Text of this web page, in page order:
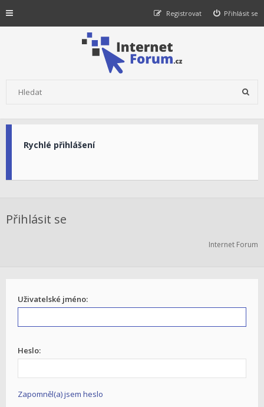
Přihlásit se
Registrovat
Rychlé přihlášení
Přihlásit se
Internet Forum
Uživatelské jméno:
Heslo:
Zapomněl(a) jsem heslo